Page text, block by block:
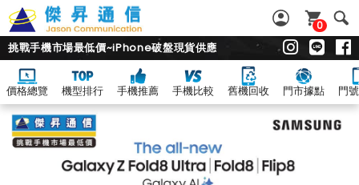
0
挑戰手機市場最低價~iPhone破盤現貨供應
價格總覽 機型排行 手機推薦 手機比較 舊機回收 門市據點 門